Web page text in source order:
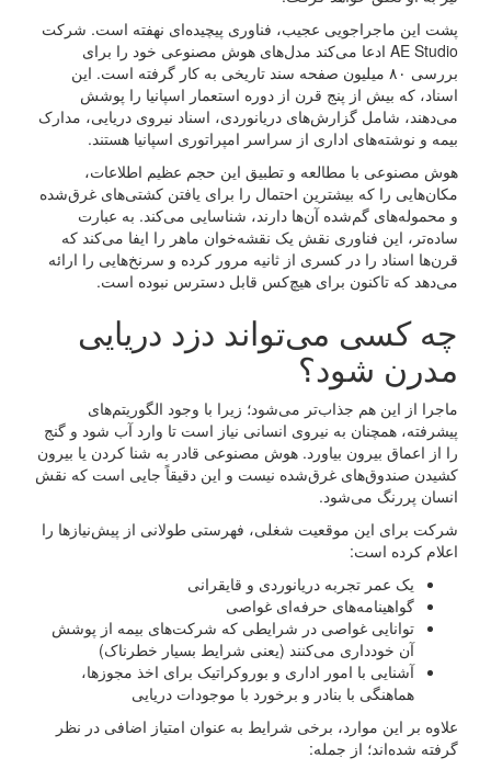
پشت این ماجراجویی عجیب، فناوری پیچیده‌ای نهفته است. شرکت
AE Studio ادعا می‌کند مدل‌های هوش مصنوعی خود را برای
بررسی ۸۰ میلیون صفحه سند تاریخی به کار گرفته است. این
اسناد، که بیش از پنج قرن از دوره استعمار اسپانیا را پوشش
می‌دهند، شامل گزارش‌های دریانوردی، اسناد نیروی دریایی، مدارک
بیمه و نوشته‌های اداری از سراسر امپراتوری اسپانیا هستند.
هوش مصنوعی با مطالعه و تطبیق این حجم عظیم اطلاعات،
مکان‌هایی را که بیشترین احتمال را برای یافتن کشتی‌های غرق‌شده
و محموله‌های گم‌شده آن‌ها دارند، شناسایی می‌کند. به عبارت
ساده‌تر، این فناوری نقش یک نقشه‌خوان ماهر را ایفا می‌کند که
قرن‌ها اسناد را در کسری از ثانیه مرور کرده و سرنخ‌هایی را ارائه
می‌دهد که تاکنون برای هیچ‌کس قابل دسترس نبوده است.
چه کسی می‌تواند دزد دریایی
مدرن شود؟
ماجرا از این هم جذاب‌تر می‌شود؛ زیرا با وجود الگوریتم‌های
پیشرفته، همچنان به نیروی انسانی نیاز است تا وارد آب شود و گنج
را از اعماق بیرون بیاورد. هوش مصنوعی قادر به شنا کردن یا بیرون
کشیدن صندوق‌های غرق‌شده نیست و این دقیقاً جایی است که نقش
انسان پررنگ می‌شود.
شرکت برای این موقعیت شغلی، فهرستی طولانی از پیش‌نیازها را
اعلام کرده است:
یک عمر تجربه دریانوردی و قایقرانی
گواهینامه‌های حرفه‌ای غواصی
توانایی غواصی در شرایطی که شرکت‌های بیمه از پوشش
آن خودداری می‌کنند (یعنی شرایط بسیار خطرناک)
آشنایی با امور اداری و بوروکراتیک برای اخذ مجوزها،
هماهنگی با بنادر و برخورد با موجودات دریایی
علاوه بر این موارد، برخی شرایط به عنوان امتیاز اضافی در نظر
گرفته شده‌اند؛ از جمله: